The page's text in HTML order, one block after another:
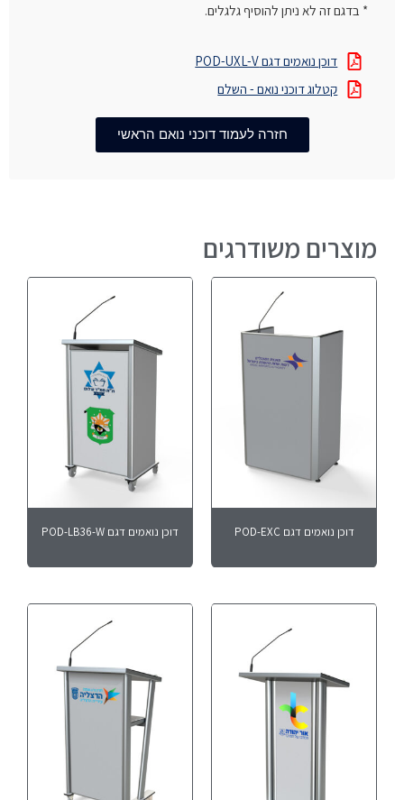
* בדגם זה לא ניתן להוסיף גלגלים.
דוכן נואמים דגם POD-UXL-V
קטלוג דוכני נואם - השלם
חזרה לעמוד דוכני נואם הראשי
מוצרים משודרגים
דוכן נואמים דגם POD-EXC דוכן נואמים דגם POD-LB36-W